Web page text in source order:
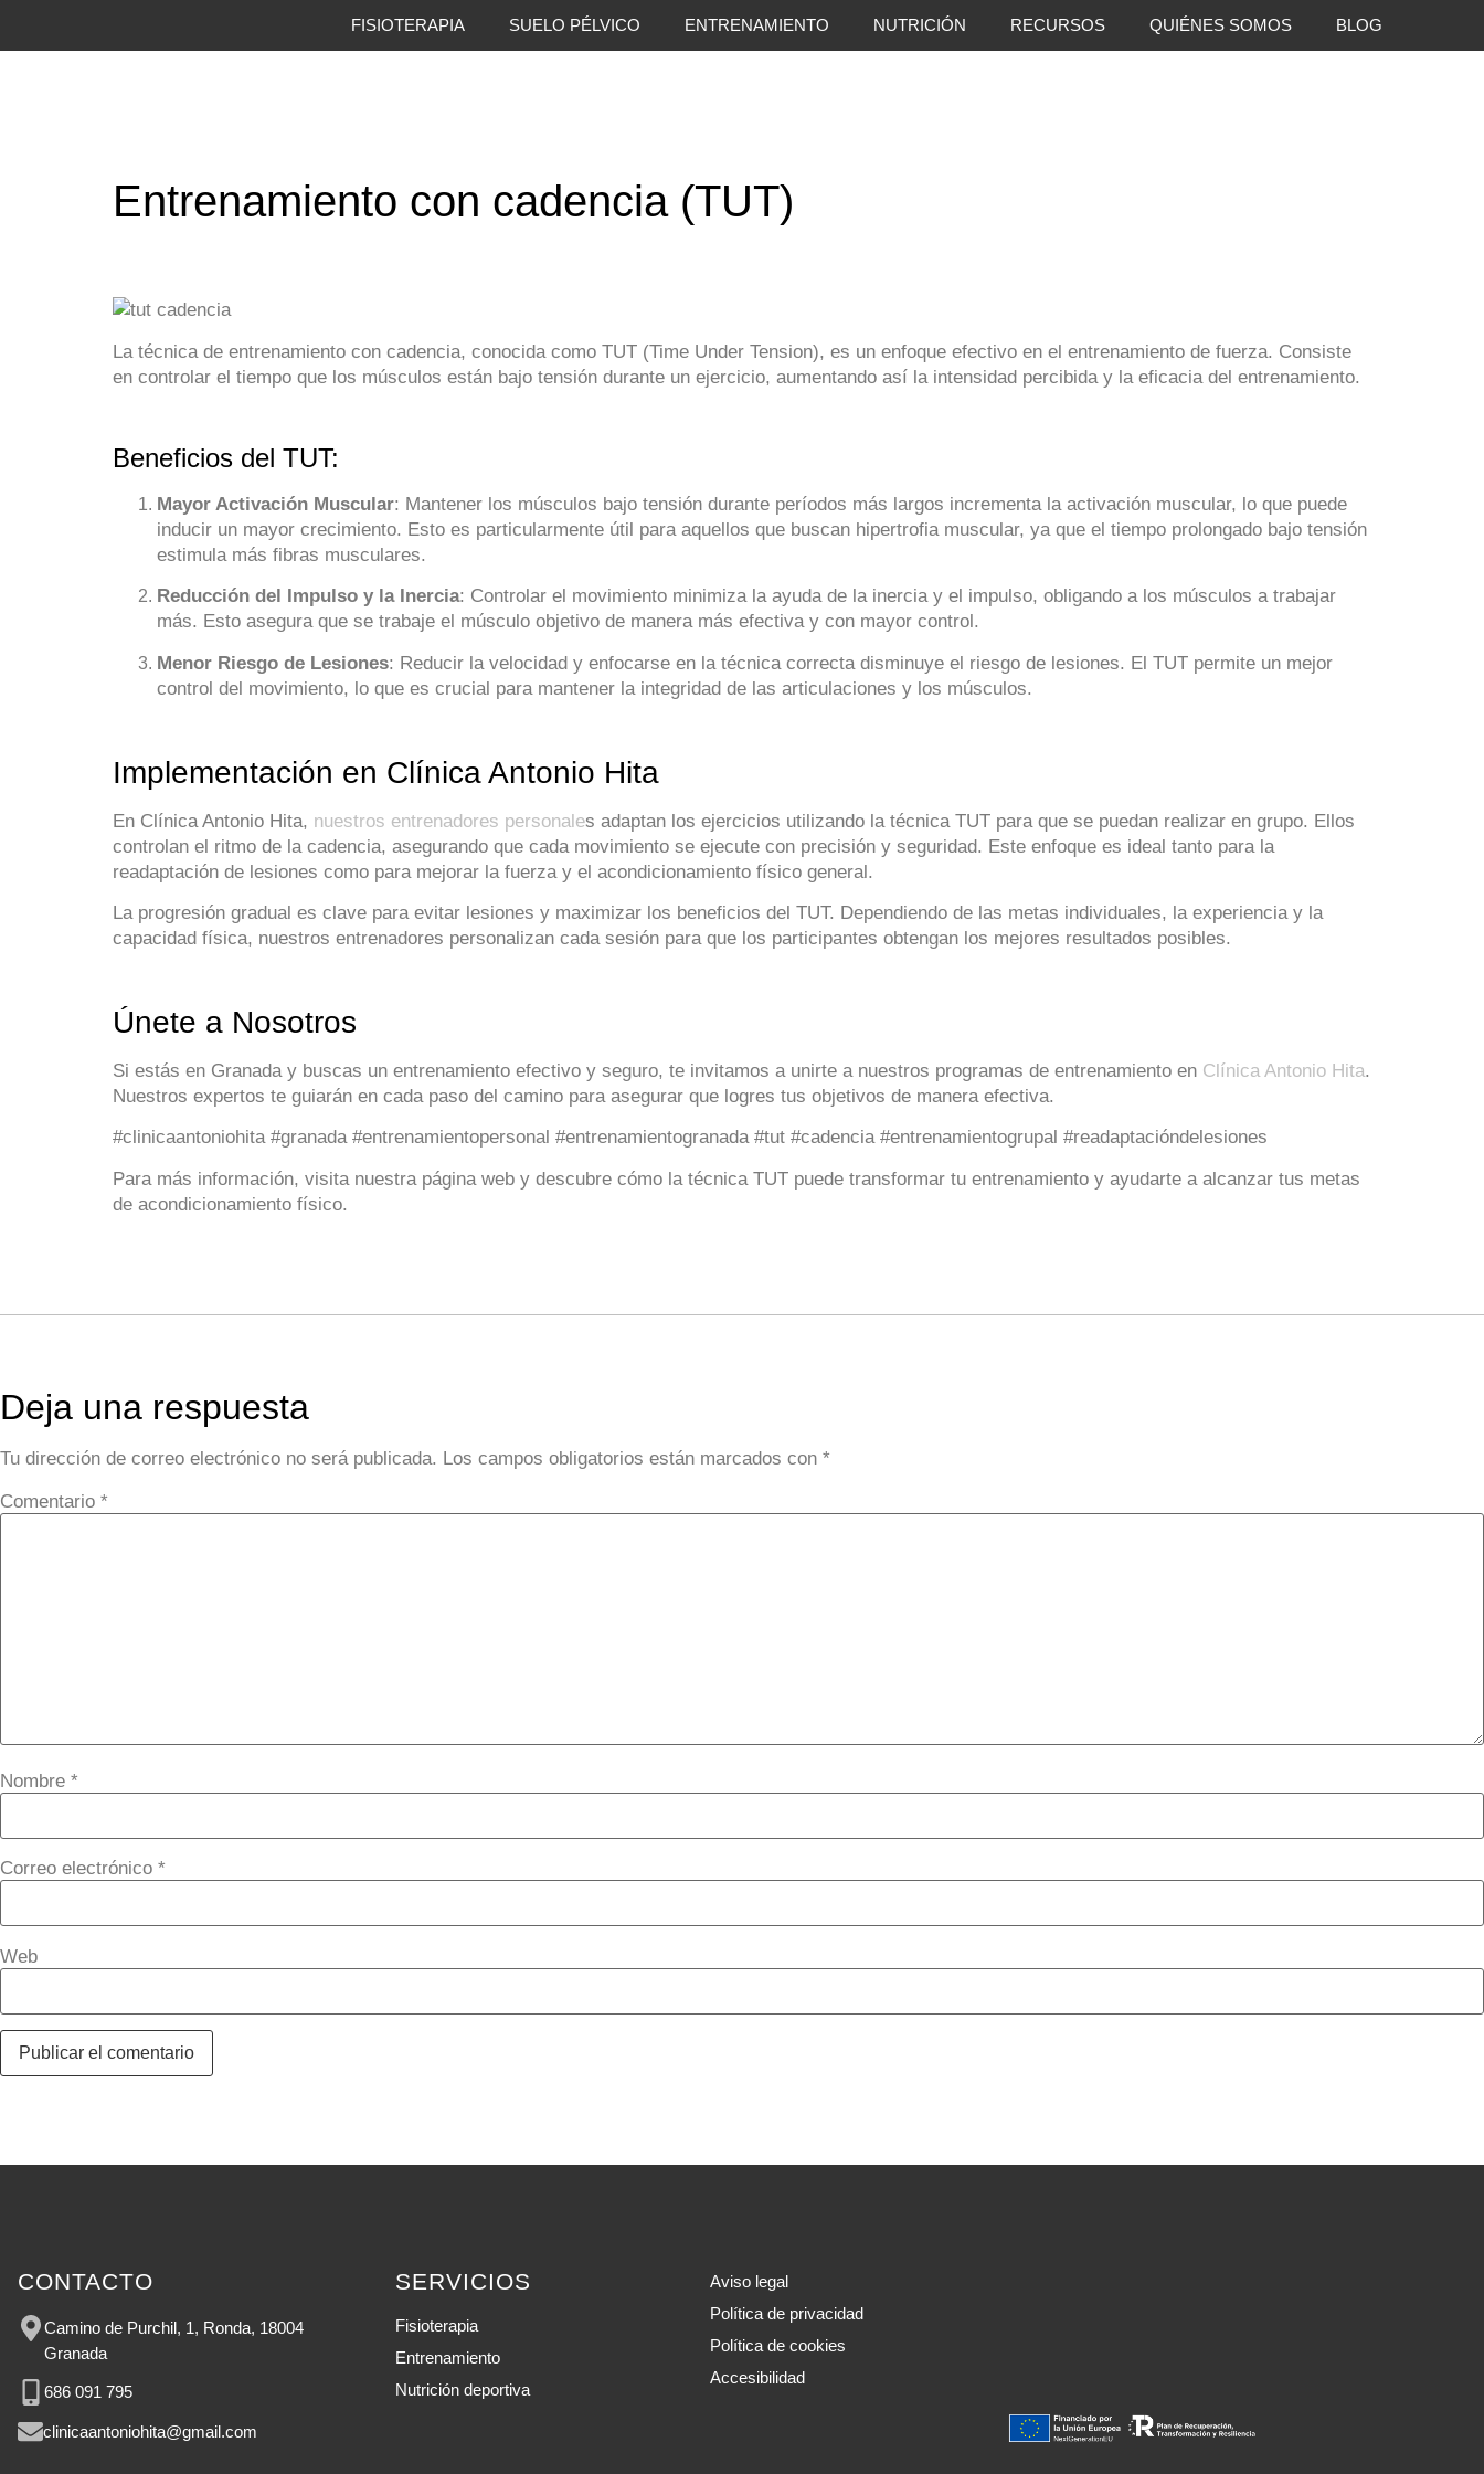
FISIOTERAPIA SUELO PÉLVICO ENTRENAMIENTO NUTRICIÓN RECURSOS QUIÉNES SOMOS BLOG
Entrenamiento con cadencia (TUT)
La técnica de entrenamiento con cadencia, conocida como TUT (Time Under Tension), es un enfoque efectivo en el entrenamiento de fuerza. Consiste
en controlar el tiempo que los músculos están bajo tensión durante un ejercicio, aumentando así la intensidad percibida y la eficacia del entrenamiento.
Beneficios del TUT:
Mayor Activación Muscular: Mantener los músculos bajo tensión durante períodos más largos incrementa la activación muscular, lo que puede
inducir un mayor crecimiento. Esto es particularmente útil para aquellos que buscan hipertrofia muscular, ya que el tiempo prolongado bajo tensión
estimula más fibras musculares.
Reducción del Impulso y la Inercia: Controlar el movimiento minimiza la ayuda de la inercia y el impulso, obligando a los músculos a trabajar
más. Esto asegura que se trabaje el músculo objetivo de manera más efectiva y con mayor control.
Menor Riesgo de Lesiones: Reducir la velocidad y enfocarse en la técnica correcta disminuye el riesgo de lesiones. El TUT permite un mejor
control del movimiento, lo que es crucial para mantener la integridad de las articulaciones y los músculos.
Implementación en Clínica Antonio Hita
En Clínica Antonio Hita, nuestros entrenadores personales adaptan los ejercicios utilizando la técnica TUT para que se puedan realizar en grupo. Ellos
controlan el ritmo de la cadencia, asegurando que cada movimiento se ejecute con precisión y seguridad. Este enfoque es ideal tanto para la
readaptación de lesiones como para mejorar la fuerza y el acondicionamiento físico general.
La progresión gradual es clave para evitar lesiones y maximizar los beneficios del TUT. Dependiendo de las metas individuales, la experiencia y la
capacidad física, nuestros entrenadores personalizan cada sesión para que los participantes obtengan los mejores resultados posibles.
Únete a Nosotros
Si estás en Granada y buscas un entrenamiento efectivo y seguro, te invitamos a unirte a nuestros programas de entrenamiento en Clínica Antonio Hita.
Nuestros expertos te guiarán en cada paso del camino para asegurar que logres tus objetivos de manera efectiva.
#clinicaantoniohita #granada #entrenamientopersonal #entrenamientogranada #tut #cadencia #entrenamientogrupal #readaptacióndelesiones
Para más información, visita nuestra página web y descubre cómo la técnica TUT puede transformar tu entrenamiento y ayudarte a alcanzar tus metas
de acondicionamiento físico.
Deja una respuesta
Tu dirección de correo electrónico no será publicada. Los campos obligatorios están marcados con *
Comentario *
Nombre *
Correo electrónico *
Web
CONTACTO
Camino de Purchil, 1, Ronda, 18004
Granada
686 091 795
clinicaantoniohita@gmail.com
SERVICIOS
Fisioterapia
Entrenamiento
Nutrición deportiva
Aviso legal
Política de privacidad
Política de cookies
Accesibilidad